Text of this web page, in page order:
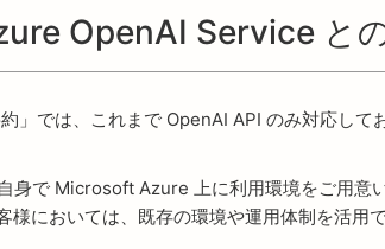
OpenAI Service と
」では、これまで OpenAI API のみ対応し
で Microsoft Azure 上に利用環境をご用意
においては、既存の環境や運用体制を活